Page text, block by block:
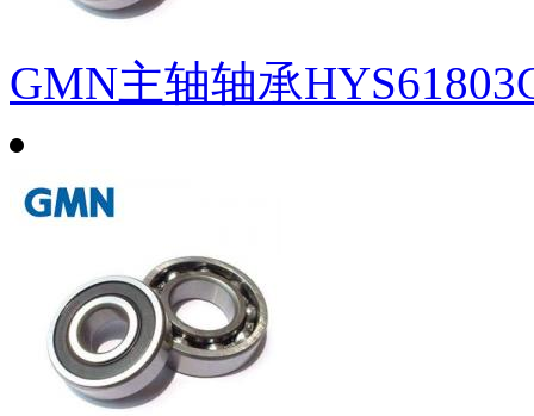
GMN主轴轴承